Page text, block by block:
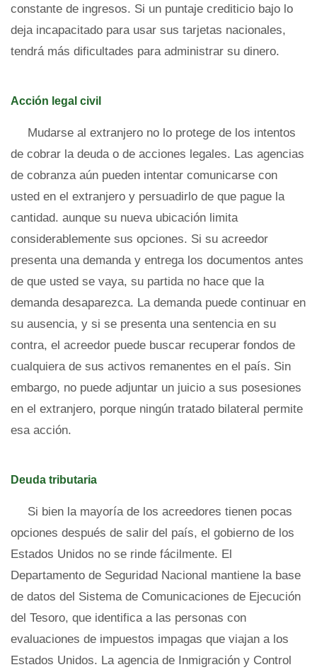
constante de ingresos. Si un puntaje crediticio bajo lo
deja incapacitado para usar sus tarjetas nacionales,
tendrá más dificultades para administrar su dinero.
Acción legal civil
Mudarse al extranjero no lo protege de los intentos
de cobrar la deuda o de acciones legales. Las agencias
de cobranza aún pueden intentar comunicarse con
usted en el extranjero y persuadirlo de que pague la
cantidad. aunque su nueva ubicación limita
considerablemente sus opciones. Si su acreedor
presenta una demanda y entrega los documentos antes
de que usted se vaya, su partida no hace que la
demanda desaparezca. La demanda puede continuar en
su ausencia, y si se presenta una sentencia en su
contra, el acreedor puede buscar recuperar fondos de
cualquiera de sus activos remanentes en el país. Sin
embargo, no puede adjuntar un juicio a sus posesiones
en el extranjero, porque ningún tratado bilateral permite
esa acción.
Deuda tributaria
Si bien la mayoría de los acreedores tienen pocas
opciones después de salir del país, el gobierno de los
Estados Unidos no se rinde fácilmente. El
Departamento de Seguridad Nacional mantiene la base
de datos del Sistema de Comunicaciones de Ejecución
del Tesoro, que identifica a las personas con
evaluaciones de impuestos impagas que viajan a los
Estados Unidos. La agencia de Inmigración y Control